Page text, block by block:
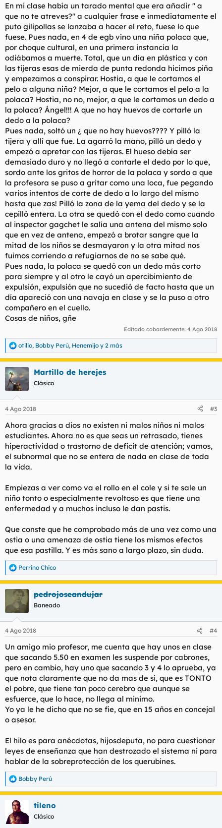
:
En mi clase había un tarado mental que era añadir " a
que no te atreves?" a cualquier frase e inmediatamente el
puto gilipollas se lanzaba a hacer el reto, fuese lo que
fuese. Pues nada, en 4 de egb vino una niña polaca que,
por choque cultural, en una primera instancia la
odiábamos a muerte. Total, que un día en plástica y con
las tijeras esas de mierda de punta redonda hicimos piña
y empezamos a conspirar. Hostia, a que le cortamos el
pelo a alguna niña? Mejor, a que le cortamos el pelo a la
polaca? Hostia, no no, mejor, a que le cortamos un dedo a
la polaca? Ángel!!! A que no hay huevos de cortarle un
dedo a la polaca?
Pues nada, soltó un ¿ que no hay huevos???? Y pilló la
tijera y allí que fue. La agarró la mano, pilló un dedo y
empezó a apretar con las tijeras. El hueso debía ser
demasiado duro y no llegó a contarle el dedo por lo que,
sordo ante los gritos de horror de la polaca y sordo a que
la profesora se puso a gritar como una loca, fue pegando
varios intentos de corte de dedo a lo largo del mismo
hasta que zas! Pilló la zona de la yema del dedo y se la
cepilló entera. La otra se quedó con el dedo como cuando
al inspector gagchet le salía una antena del mismo solo
que en vez de antena, empezó a brotar sangre que la
mitad de los niños se desmayaron y la otra mitad nos
fuimos corriendo a refugiarnos de no se sabe qué.
Pues nada, la polaca se quedó con un dedo más corto
para siempre y al otro le cayó un apercibimiento de
expulsión, expulsión que no sucedió de facto hasta que un
día apareció con una navaja en clase y se la puso a otro
compañero en el cuello.
Cosas de niños, gñe
Editado cobardemente: 4 Ago 2018
R
e
a
c
c
i
e
:
otilio, Bobby Perú, Henemijo y 2 más
Martillo de herejes
Clásico
4 Ago 2018 #3
Ahora gracias a dios no existen ni malos niños ni malos
estudiantes. Ahora no es que seas un retrasado, tienes
hiperactividad o trastorno de deficit de atención; vamos,
el subnormal que no se entera de nada en clase de toda
la vida.
Empiezas a ver como va el rollo en el cole y si te sale un
niño tonto o especialmente revoltoso es que tiene una
enfermedad y a muchos incluso le dan pastis.
Que conste que he comprobado más de una vez como una
ostia o una amenaza de ostia tiene los mismos efectos
que esa pastilla. Y es más sano a largo plazo, sin duda.
R
e
a
e
:
Perrino Chico
pedrojoseandujar
Baneado
4 Ago 2018 #4
Un amigo mio profesor, me cuenta que hay unos en clase
que sacando 5.50 en examen les suspende por cabrones,
pero en cambio, hay uno que sacando 3 y 4 lo aprueba, ya
que nota claramente que no da mas de si, que es TONTO
el pobre, que tiene tan poco cerebro que aunque se
esfuerce, que lo hace, no llega al minimo.
Yo ya le he dicho que no se fie, que en 15 años en concejal
o asesor.
El hilo es para anécdotas, hijosdeputa, no para cuestionar
leyes de enseñanza que han destrozado el sistema ni para
hablar de la sobreprotección de los querubines.
R
e
a
c
i
Bobby Perú
tileno
Clásico